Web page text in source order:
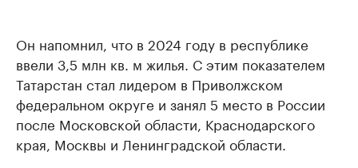
Он напомнил, что в 2024 году в республике
ввели 3,5 млн кв. м жилья. С этим показателем
Татарстан стал лидером в Приволжском
федеральном округе и занял 5 место в России
после Московской области, Краснодарского
края, Москвы и Ленинградской области.